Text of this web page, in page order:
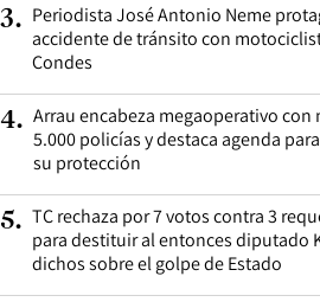
3. Periodista José Antonio Neme
accidente de tránsito con
Condes
4. Arrau encabeza megaoperativo con
5.000 policías y destaca agenda
su protección
5. TC rechaza por 7 votos contra 3
para destituir al entonces diputado
dichos sobre el golpe de Estado